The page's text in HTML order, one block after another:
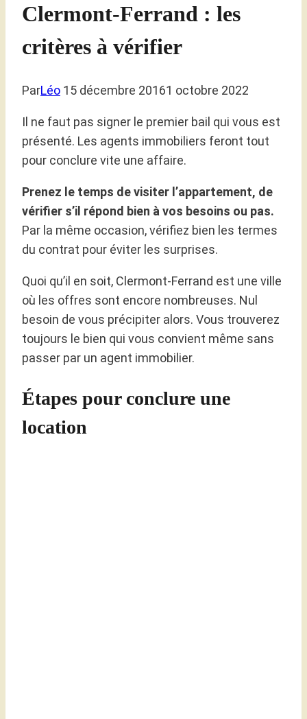
Clermont-Ferrand : les
critères à vérifier
ParLéo 15 décembre 20161 octobre 2022
Il ne faut pas signer le premier bail qui vous est
présenté. Les agents immobiliers feront tout
pour conclure vite une affaire.
Prenez le temps de visiter l’appartement, de
vérifier s’il répond bien à vos besoins ou pas.
Par la même occasion, vérifiez bien les termes
du contrat pour éviter les surprises.
Quoi qu’il en soit, Clermont-Ferrand est une ville
où les offres sont encore nombreuses. Nul
besoin de vous précipiter alors. Vous trouverez
toujours le bien qui vous convient même sans
passer par un agent immobilier.
Étapes pour conclure une
location